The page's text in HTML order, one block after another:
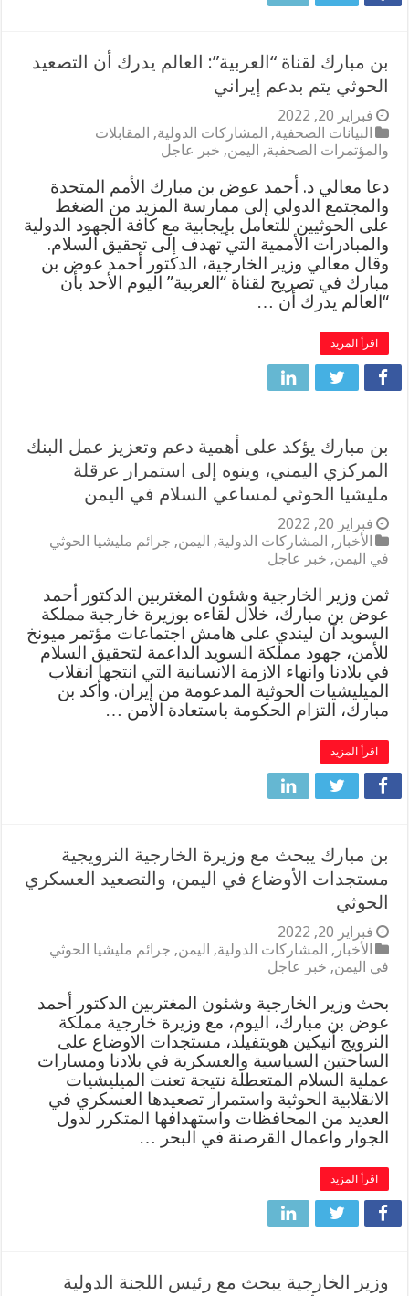
بن مبارك لقناة “العربية”: العالم يدرك أن التصعيد
الحوثي يتم بدعم إيراني
فبراير 20, 2022
البيانات الصحفية, المشاركات الدولية, المقابلات
والمؤتمرات الصحفية, اليمن, خبر عاجل
دعا معالي د. أحمد عوض بن مبارك الأمم المتحدة
والمجتمع الدولي إلى ممارسة المزيد من الضغط
على الحوثيين للتعامل بإيجابية مع كافة الجهود الدولية
والمبادرات الأممية التي تهدف إلى تحقيق السلام.
وقال معالي وزير الخارجية، الدكتور أحمد عوض بن
مبارك في تصريح لقناة “العربية” اليوم الأحد بأن
“العالم يدرك أن …
اقرأ المزيد
بن مبارك يؤكد على أهمية دعم وتعزيز عمل البنك
المركزي اليمني، وينوه إلى استمرار عرقلة
مليشيا الحوثي لمساعي السلام في اليمن
فبراير 20, 2022
الأخبار , المشاركات الدولية, اليمن, جرائم مليشيا الحوثي
في اليمن, خبر عاجل
ثمن وزير الخارجية وشئون المغتربين الدكتور أحمد
عوض بن مبارك، خلال لقاءه بوزيرة خارجية مملكة
السويد آن ليندي على هامش اجتماعات مؤتمر ميونخ
للأمن، جهود مملكة السويد الداعمة لتحقيق السلام
في بلادنا وانهاء الازمة الانسانية التي انتجها انقلاب
الميليشيات الحوثية المدعومة من إيران. وأكد بن
مبارك، التزام الحكومة باستعادة الامن …
اقرأ المزيد
بن مبارك يبحث مع وزيرة الخارجية النرويجية
مستجدات الأوضاع في اليمن، والتصعيد العسكري
الحوثي
فبراير 20, 2022
الأخبار , المشاركات الدولية, اليمن, جرائم مليشيا الحوثي
في اليمن, خبر عاجل
بحث وزير الخارجية وشئون المغتربين الدكتور أحمد
عوض بن مبارك، اليوم، مع وزيرة خارجية مملكة
النرويج أنيكين هويتفيلد، مستجدات الاوضاع على
الساحتين السياسية والعسكرية في بلادنا ومسارات
عملية السلام المتعطلة نتيجة تعنت الميليشيات
الانقلابية الحوثية واستمرار تصعيدها العسكري في
العديد من المحافظات واستهدافها المتكرر لدول
الجوار واعمال القرصنة في البحر …
اقرأ المزيد
وزير الخارجية يبحث مع رئيس اللجنة الدولية